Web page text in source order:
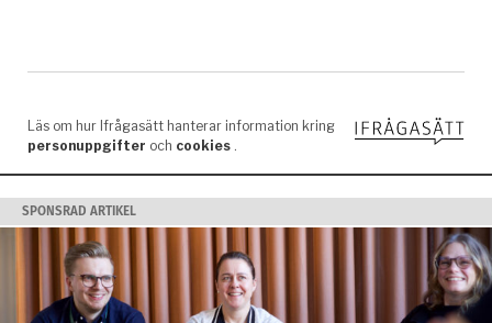
SPONSRAD ARTIKEL